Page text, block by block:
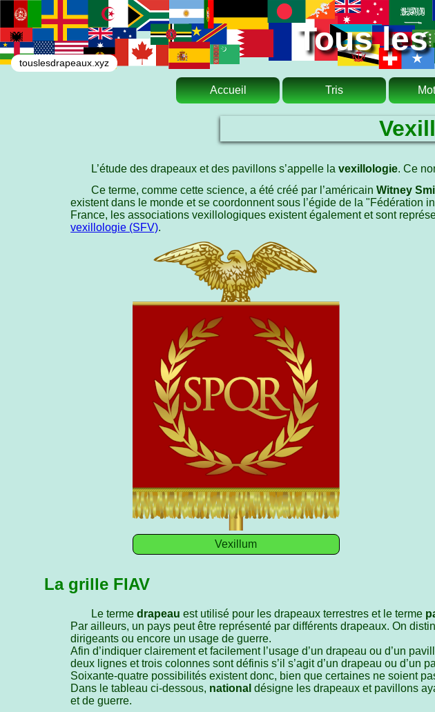
Tous
touslesdrapeaux.xyz
Accueil Tris
L’étude des drapeaux et des pavillons s’appelle la vexillologie. Ce
Ce terme, comme cette science, a été créé par l’américain Witney
existent dans le monde et se coordonnent sous l’égide de la "Fédération
France, les associations vexillologiques existent également et sont
vexillologie (SFV).
Vexillum
La grille FIAV
Le terme drapeau est utilisé pour les drapeaux terrestres et le terme
Par ailleurs, un pays peut être représenté par différents drapeaux. On
dirigeants ou encore un usage de guerre.
Afin d’indiquer clairement et facilement l’usage d’un drapeau ou d’un
deux lignes et trois colonnes sont définis s’il s’agit d’un drapeau ou
Soixante-quatre possibilités existent donc, bien que certaines ne soient
Dans le tableau ci-dessous, national désigne les drapeaux et pavillons
et de guerre.